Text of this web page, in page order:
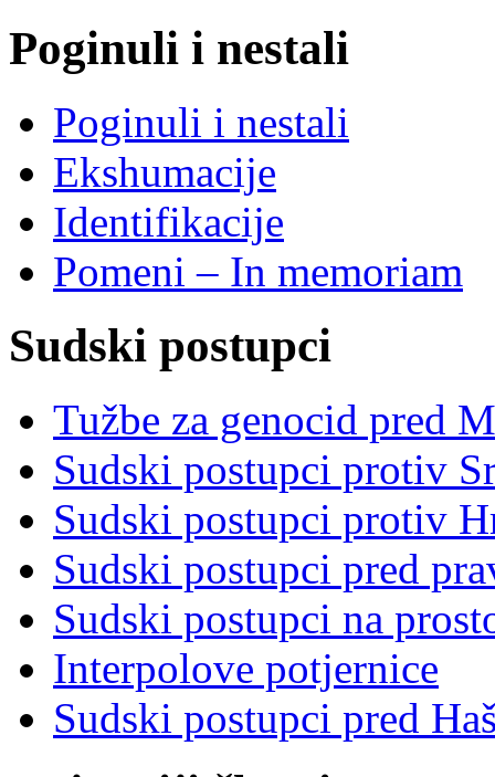
Poginuli i nestali
Poginuli i nestali
Ekshumacije
Identifikacije
Pomeni – In memoriam
Sudski postupci
Tužbe za genocid pred
Sudski postupci protiv
Sudski postupci protiv
Sudski postupci pred
Sudski postupci na
Interpolove potjernice
Sudski postupci pred